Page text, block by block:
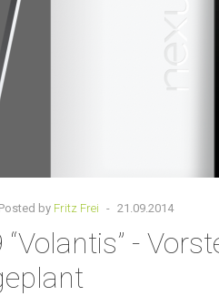
Posted by Fritz Frei - 21.09.2014
-